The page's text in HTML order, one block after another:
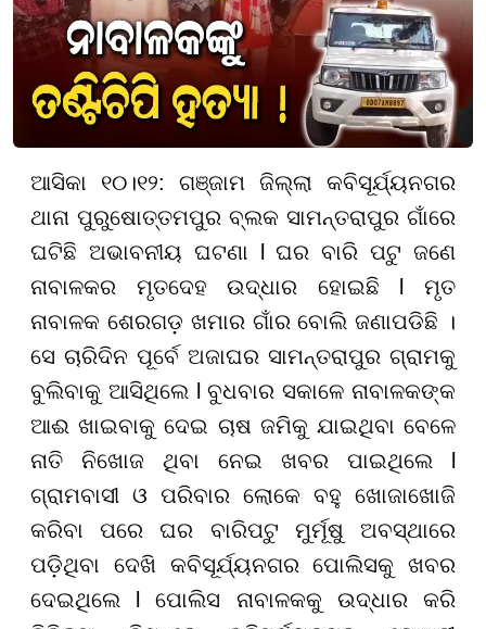
ଆସିକା ୧୦।୧୨: ଗଞ୍ଜାମ ଜିଲ୍ଲା କବିସୂର୍ଯ୍ୟନଗର
ଥାନା ପୁରୁଷୋତ୍ତମପୁର ବ୍ଲକ ସାମନ୍ତରାପୁର ଗାଁରେ
ଘଟିଛି ଅଭାବନୀୟ ଘଟଣା l ଘର ବାରି ପଟୁ ଜଣେ
ନାବାଳକର ମୃତଦେହ ଉଦ୍ଧାର ହୋଇଛି l ମୃତ
ନାବାଳକ ଶେରଗଡ଼ ଖମାର ଗାଁର ବୋଲି ଜଣାପଡିଛି ।
ସେ ଚାରିଦିନ ପୂର୍ବେ ଅଜାଘର ସାମନ୍ତରାପୁର ଗ୍ରାମକୁ
ବୁଲିବାକୁ ଆସିଥିଲେ l ବୁଧବାର ସକାଳେ ନାବାଳକଙ୍କ
ଆଈ ଖାଇବାକୁ ଦେଇ ଚାଷ ଜମିକୁ ଯାଇଥିବା ବେଳେ
ନାତି ନିଖୋଜ ଥିବା ନେଇ ଖବର ପାଇଥିଲେ l
ଗ୍ରାମବାସୀ ଓ ପରିବାର ଲୋକେ ବହୁ ଖୋଜାଖୋଜି
କରିବା ପରେ ଘର ବାରିପଟୁ ମୁର୍ମୂଷୁ ଅବସ୍ଥାରେ
ପଡ଼ିଥିବା ଦେଖି କବିସୂର୍ଯ୍ୟନଗର ପୋଲିସକୁ ଖବର
ଦେଇଥିଲେ l ପୋଲିସ ନାବାଳକକୁ ଉଦ୍ଧାର କରି